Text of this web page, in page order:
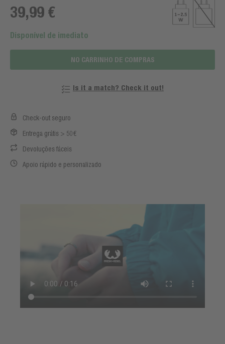
39,99 €
Disponível de imediato
NO CARRINHO DE COMPRAS
Is it a match? Check it out!
Check-out seguro
Entrega grátis > 50€
Devoluções fáceis
Apoio rápido e personalizado